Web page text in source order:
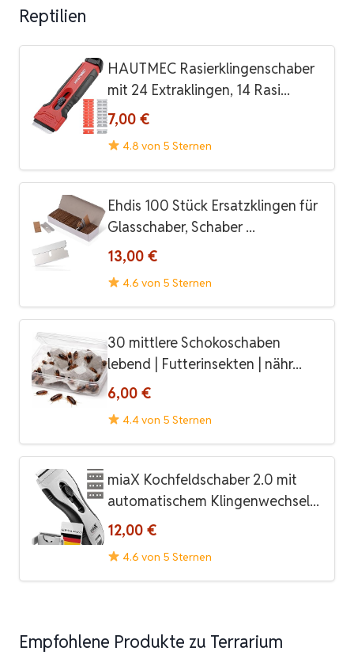
Reptilien
HAUTMEC Rasierklingenschaber
mit 24 Extraklingen, 14 Rasi...
7,00 €
4.8 von 5 Sternen
Ehdis 100 Stück Ersatzklingen für
Glasschaber, Schaber ...
13,00 €
4.6 von 5 Sternen
30 mittlere Schokoschaben
lebend | Futterinsekten | nähr...
6,00 €
4.4 von 5 Sternen
miaX Kochfeldschaber 2.0 mit
automatischem Klingenwechsel...
12,00 €
4.6 von 5 Sternen
Empfohlene Produkte zu Terrarium